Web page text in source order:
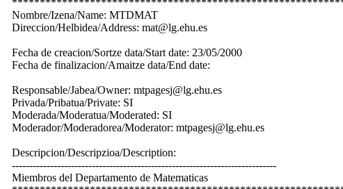
Nombre/Izena/Name: MTDMAT
Direccion/Helbidea/Address: mat@lg.ehu.es
Fecha de creacion/Sortze data/Start date: 23/05/2000
Fecha de finalizacion/Amaitze data/End date:
Responsable/Jabea/Owner: mtpagesj@lg.ehu.es
Privada/Pribatua/Private: SI
Moderada/Moderatua/Moderated: SI
Moderador/Moderadorea/Moderator: mtpagesj@lg.ehu.es
Descripcion/Descripzioa/Description:
----------------------------------------------------------------------------
Miembros del Departamento de Matematicas